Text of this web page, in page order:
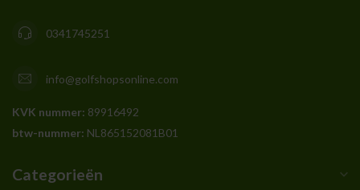
0341745251
info@golfshopsonline.com
KVK nummer: 89916492
btw-nummer: NL865152081B01
Categorieën